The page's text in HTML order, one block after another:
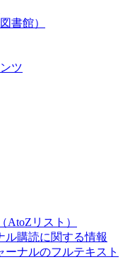
書館）
ツ
AtoZリスト）
ル購読に関する情報
ーナルのフルテキスト